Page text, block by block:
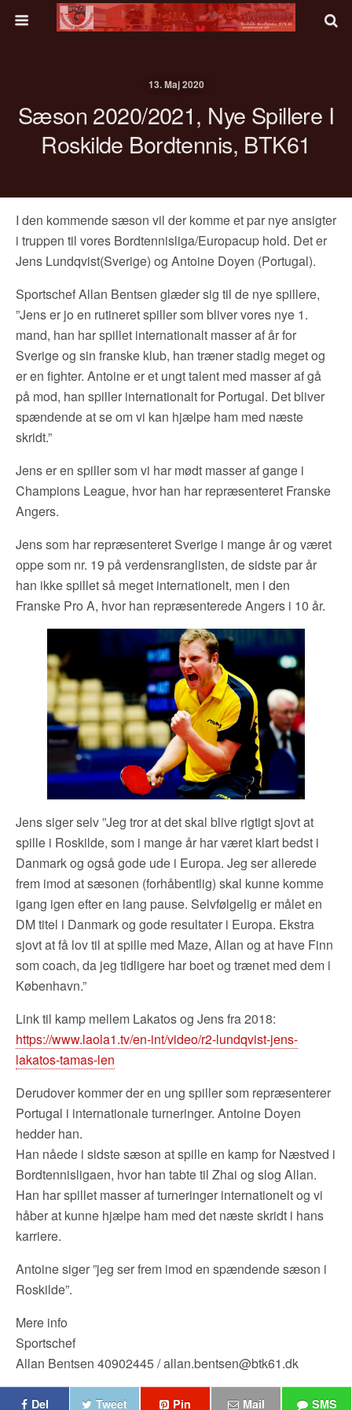
13. Maj 2020
Sæson 2020/2021, Nye Spillere I
Roskilde Bordtennis, BTK61
I den kommende sæson vil der komme et par nye ansigter
i truppen til vores Bordtennisliga/Europacup hold. Det er
Jens Lundqvist(Sverige) og Antoine Doyen (Portugal).
Sportschef Allan Bentsen glæder sig til de nye spillere,
”Jens er jo en rutineret spiller som bliver vores nye 1.
mand, han har spillet internationalt masser af år for
Sverige og sin franske klub, han træner stadig meget og
er en fighter. Antoine er et ungt talent med masser af gå
på mod, han spiller internationalt for Portugal. Det bliver
spændende at se om vi kan hjælpe ham med næste
skridt.”
Jens er en spiller som vi har mødt masser af gange i
Champions League, hvor han har repræsenteret Franske
Angers.
Jens som har repræsenteret Sverige i mange år og været
oppe som nr. 19 på verdensranglisten, de sidste par år
han ikke spillet så meget internationelt, men i den
Franske Pro A, hvor han repræsenterede Angers i 10 år.
Jens siger selv ”Jeg tror at det skal blive rigtigt sjovt at
spille i Roskilde, som i mange år har været klart bedst i
Danmark og også gode ude i Europa. Jeg ser allerede
frem imod at sæsonen (forhåbentlig) skal kunne komme
igang igen efter en lang pause. Selvfølgelig er målet en
DM titel i Danmark og gode resultater i Europa. Ekstra
sjovt at få lov til at spille med Maze, Allan og at have Finn
som coach, da jeg tidligere har boet og trænet med dem i
København.”
Link til kamp mellem Lakatos og Jens fra 2018:
https://www.laola1.tv/en-int/video/r2-lundqvist-jens-
lakatos-tamas-len
Derudover kommer der en ung spiller som repræsenterer
Portugal i internationale turneringer. Antoine Doyen
hedder han.
Han nåede i sidste sæson at spille en kamp for Næstved i
Bordtennisligaen, hvor han tabte til Zhai og slog Allan.
Han har spillet masser af turneringer internationelt og vi
håber at kunne hjælpe ham med det næste skridt i hans
karriere.
Antoine siger ”jeg ser frem imod en spændende sæson i
Roskilde”.
Mere info
Sportschef
Allan Bentsen 40902445 / allan.bentsen@btk61.dk
Del Tweet Pin Mail SMS